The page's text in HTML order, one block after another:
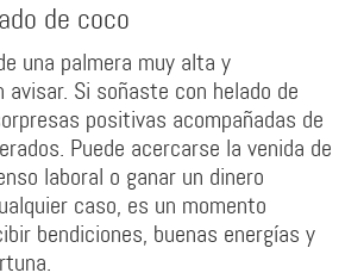
de coco
una palmera muy alta y
avisar. Si soñaste con helado de
positivas acompañadas de
Puede acercarse la venida de
laboral o ganar un dinero
caso, es un momento
bendiciones, buenas energías y